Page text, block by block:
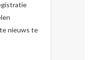
nieuws te